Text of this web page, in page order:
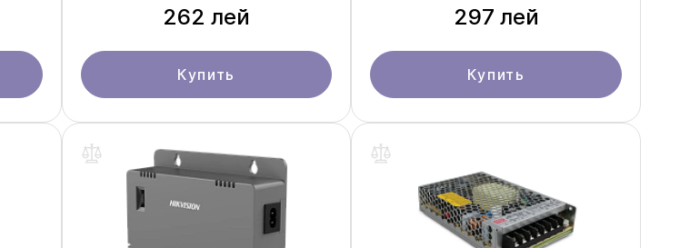
262 лей
Купить
297 лей
Купить